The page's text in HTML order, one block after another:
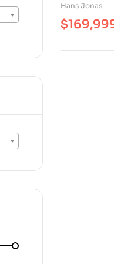
Hans Jonas
$